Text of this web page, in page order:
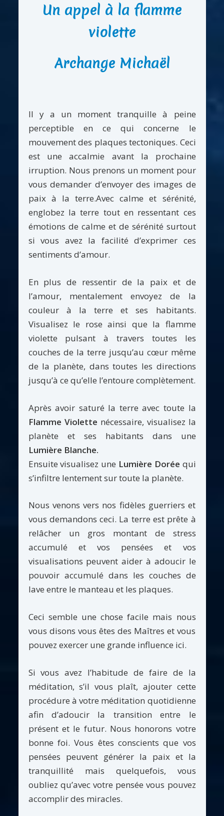
Un appel à la flamme
violette
Archange Michaël
Il y a un moment tranquille à peine
perceptible en ce qui concerne le
mouvement des plaques tectoniques. Ceci
est une accalmie avant la prochaine
irruption. Nous prenons un moment pour
vous demander d’envoyer des images de
paix à la terre.Avec calme et sérénité,
englobez la terre tout en ressentant ces
émotions de calme et de sérénité surtout
si vous avez la facilité d’exprimer ces
sentiments d’amour.
En plus de ressentir de la paix et de
l’amour, mentalement envoyez de la
couleur à la terre et ses habitants.
Visualisez le rose ainsi que la flamme
violette pulsant à travers toutes les
couches de la terre jusqu’au cœur même
de la planète, dans toutes les directions
jusqu’à ce qu’elle l’entoure complètement.
Après avoir saturé la terre avec toute la
Flamme Violette nécessaire, visualisez la
planète et ses habitants dans une
Lumière Blanche.
Ensuite visualisez une Lumière Dorée qui
s’infiltre lentement sur toute la planète.
Nous venons vers nos fidèles guerriers et
vous demandons ceci. La terre est prête à
relâcher un gros montant de stress
accumulé et vos pensées et vos
visualisations peuvent aider à adoucir le
pouvoir accumulé dans les couches de
lave entre le manteau et les plaques.
Ceci semble une chose facile mais nous
vous disons vous êtes des Maîtres et vous
pouvez exercer une grande influence ici.
Si vous avez l’habitude de faire de la
méditation, s’il vous plaît, ajouter cette
procédure à votre méditation quotidienne
afin d’adoucir la transition entre le
présent et le futur. Nous honorons votre
bonne foi. Vous êtes conscients que vos
pensées peuvent générer la paix et la
tranquillité mais quelquefois, vous
oubliez qu’avec votre pensée vous pouvez
accomplir des miracles.